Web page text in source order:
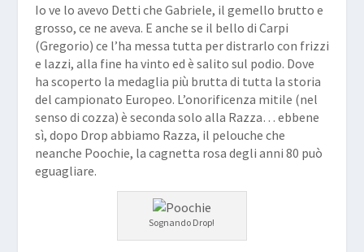
Io ve lo avevo Detti che Gabriele, il gemello brutto e
grosso, ce ne aveva. E anche se il bello di Carpi
(Gregorio) ce l’ha messa tutta per distrarlo con frizzi
e lazzi, alla fine ha vinto ed è salito sul podio. Dove
ha scoperto la medaglia più brutta di tutta la storia
del campionato Europeo. L’onorificenza mitile (nel
senso di cozza) è seconda solo alla Razza… ebbene
sì, dopo Drop abbiamo Razza, il pelouche che
neanche Poochie, la cagnetta rosa degli anni 80 può
eguagliare.
Sognando Drop!